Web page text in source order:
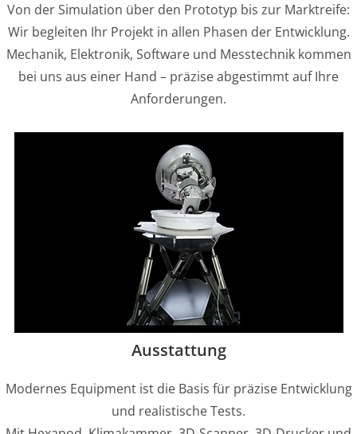
Von der Simulation über den Prototyp bis zur Marktreife:
Wir begleiten Ihr Projekt in allen Phasen der Entwicklung.
Mechanik, Elektronik, Software und Messtechnik kommen
bei uns aus einer Hand – präzise abgestimmt auf Ihre
Anforderungen.
Ausstattung
Modernes Equipment ist die Basis für präzise Entwicklung
und realistische Tests.